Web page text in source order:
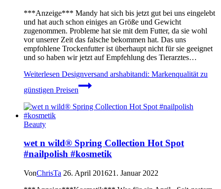
***Anzeige*** Mandy hat sich bis jetzt gut bei uns eingelebt
und hat auch schon einiges an Größe und Gewicht
zugenommen. Probleme hat sie mit dem Futter, da sie wohl
vor unserer Zeit das falsche bekommen hat. Das uns
empfohlene Trockenfutter ist überhaupt nicht für sie geeignet
und so haben wir jetzt auf Empfehlung des Tierarztes…
Weiterlesen Designversand arshabitandi: Markenqualität zu
günstigen Preisen
Beauty
wet n wild® Spring Collection Hot Spot
#nailpolish #kosmetik
VonChrisTa 26. April 201621. Januar 2022